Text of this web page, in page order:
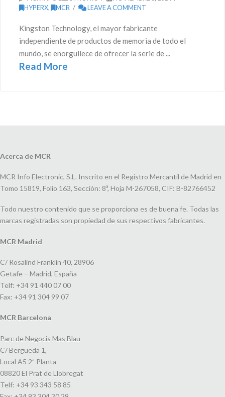
HYPERX, MCR LEAVE A COMMENT
Kingston Technology, el mayor fabricante
independiente de productos de memoria de todo el
mundo, se enorgullece de ofrecer la serie de ...
Read More
Acerca de MCR
MCR Info Electronic, S.L. Inscrito en el Registro Mercantil de Madrid en
Tomo 15819, Folio 163, Sección: 8ª, Hoja M-267058, CIF: B-82766452
Todo nuestro contenido que se proporciona es de buena fe. Todas las
marcas registradas son propiedad de sus respectivos fabricantes.
MCR Madrid
C/ Rosalind Franklin 40, 28906
Getafe – Madrid, España
Telf: +34 91 440 07 00
Fax: +34 91 304 99 07
MCR Barcelona
Parc de Negocis Mas Blau
C/ Bergueda 1,
Local A5 2ª Planta
08820 El Prat de Llobregat
Telf: +34 93 343 58 85